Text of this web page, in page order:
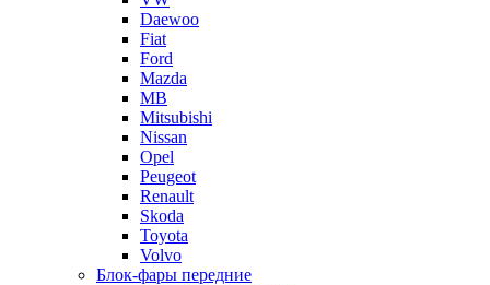
Daewoo
Fiat
Ford
Mazda
MB
Mitsubishi
Nissan
Opel
Peugeot
Renault
Skoda
Toyota
Volvo
Блок-фары передние